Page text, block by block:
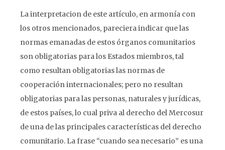
La interpretacion de este artículo, en armonía con
los otros mencionados, pareciera indicar que las
normas emanadas de estos órganos comunitarios
son obligatorias para los Estados miembros, tal
como resultan obligatorias las normas de
cooperación internacionales; pero no resultan
obligatorias para las personas, naturales y jurídicas,
de estos países, lo cual priva al derecho del Mercosur
de una de las principales características del derecho
comunitario. La frase “cuando sea necesario” es una